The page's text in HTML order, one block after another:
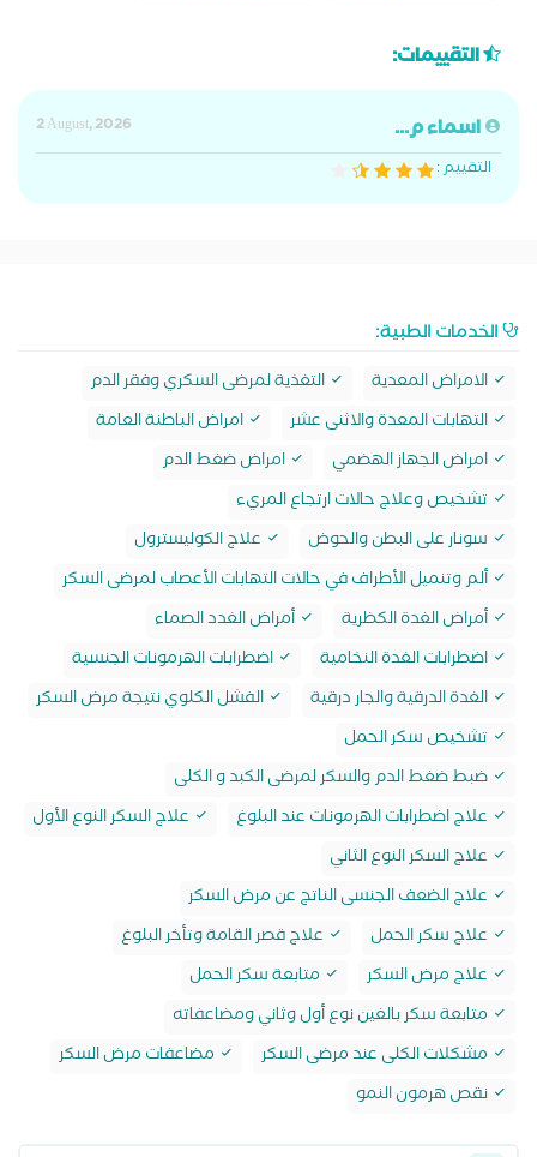
التقييمات:
اسماء م...
2 August, 2026
التقييم :
الخدمات الطبية:
الامراض المعدية
التغذية لمرضى السكري وفقر الدم
التهابات المعدة والاثنى عشر
امراض الباطنة العامة
امراض الجهاز الهضمي
امراض ضغط الدم
تشخيص وعلاج حالات ارتجاع المريء
سونار على البطن والحوض
علاج الكوليسترول
ألم وتنميل الأطراف في حالات التهابات الأعصاب لمرضى السكر
أمراض الغدة الكظرية
أمراض الغدد الصماء
اضطرابات الغدة النخامية
اضطرابات الهرمونات الجنسية
الغدة الدرقية والجار درقية
الفشل الكلوي نتيجة مرض السكر
تشخيص سكر الحمل
ضبط ضغط الدم والسكر لمرضى الكبد و الكلى
علاج اضطرابات الهرمونات عند البلوغ
علاج السكر النوع الأول
علاج السكر النوع الثاني
علاج الضعف الجنسى الناتج عن مرض السكر
علاج سكر الحمل
علاج قصر القامة وتأخر البلوغ
علاج مرض السكر
متابعة سكر الحمل
متابعة سكر بالغين نوع أول وثاني ومضاعفاته
مشكلات الكلى عند مرضى السكر
مضاعفات مرض السكر
نقص هرمون النمو